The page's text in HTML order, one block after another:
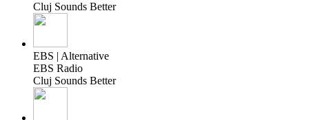
Cluj Sounds Better
EBS | Alternative
EBS Radio
Cluj Sounds Better